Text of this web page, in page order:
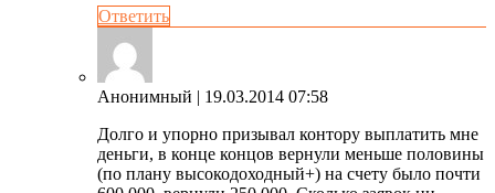
Ответить
Анонимный | 19.03.2014 07:58
Долго и упорно призывал контору выплатить мне
деньги, в конце концов вернули меньше половины
(по плану высокодоходный+) на счету было почти